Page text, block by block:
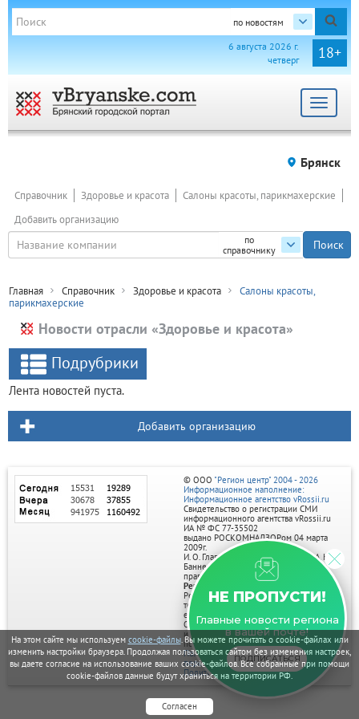
На этом сайте мы используем cookie-файлы. Вы можете прочитать о cookie-файлах или
изменить настройки браузера. Продолжая пользоваться сайтом без изменения настроек,
вы даете согласие на использование ваших cookie-файлов. Все собранные при помощи
cookie-файлов данные будут храниться на территории РФ.
Согласен
по новостям
18+
6 августа 2026 г.
четверг
Toggle
Брянск
по
справочнику
Справочник Здоровье и красота
Салоны красоты, парикмахерские
Добавить организацию
Главная Справочник Здоровье и красота
Салоны красоты,
парикмахерские
Новости отрасли «Здоровье и красота»
Подрубрики
Лента новостей пуста.
Добавить организацию
НЕ ПРОПУСТИ!
Главные новости региона
в вашей почте!
ПОДПИСАТЬСЯ
© ООО "Регион центр" 2004 - 2026
Информационное наполнение:
Информационное агентство vRossii.ru
Свидетельство о регистрации СМИ
информационного агентства vRossii.ru
ИА № ФС 77‑35502
выдано РОСКОМНАДЗОРом 04 марта
2009г.
И. О. Главного редактора Нарыков А. Н.
Баннеры на портале размещаются на
правах рекламы.
Реклама на портале:
Рекламное агентство "Умный маркетинг"
тел. 7-910-267-70-40,
email: umnyy.marketing@yandex.ru
Отдельные публикации могут содержать
информацию, не предназначенную для
пользователей до 18 лет.
Политика в отношении обработки
персональных данных
Политика обработки файлов cookie